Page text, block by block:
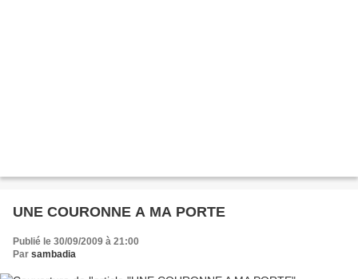
UNE COURONNE A MA PORTE
Publié le 30/09/2009 à 21:00
Par sambadia